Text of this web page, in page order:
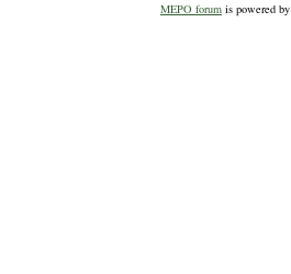
MEPO forum is powered by